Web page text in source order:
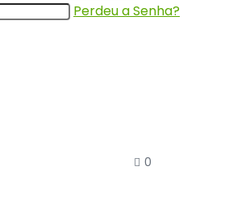
0
Perdeu a Senha?